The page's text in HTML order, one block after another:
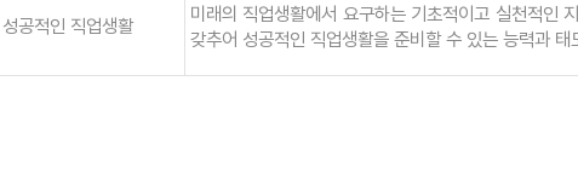
성공적인 직업생활
미래의 직업생활에서 요구하는 기초적이고 실천적인
갖추어 성공적인 직업생활을 준비할 수 있는 능력과 태